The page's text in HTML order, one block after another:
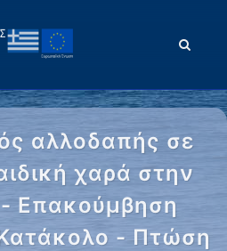
αλλοδαπής σε
χαρά στην
- Επακούμβηση
- Πτώση